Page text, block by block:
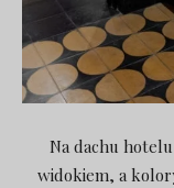
Na dachu
widokiem, a